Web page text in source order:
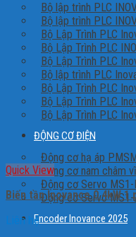
Bộ lập trình PLC
Bộ lập trình PLC
Bộ Lập Trình PLC
Bộ Lập Trình PLC
Bộ Lập Trình PLC
Bộ lập trình PLC
Bộ Lập Trình PLC
Bộ Lập Trình PLC
Bộ Lập Trình PLC
ĐỘNG CƠ ĐIỆN
Động cơ hạ áp
Động cơ nam châm
Động cơ Servo MS1-
Động cơ Servo MS1-
Encoder Inovance 2025
Quick View
Biến tần Inovance 0.4kW 1
Liên hệ